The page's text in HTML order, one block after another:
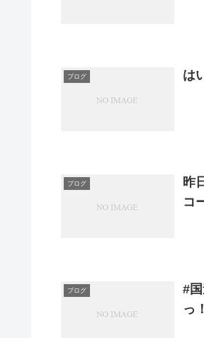
ブログ は
ブログ
昨
コ
ブログ
#
っ